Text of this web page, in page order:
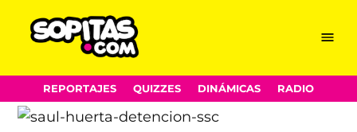
Skip
to
content
Menu
REPORTAJES QUIZZES DINÁMICAS RADIO